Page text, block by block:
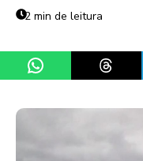
2 min de leitura
Share on WhatsApp